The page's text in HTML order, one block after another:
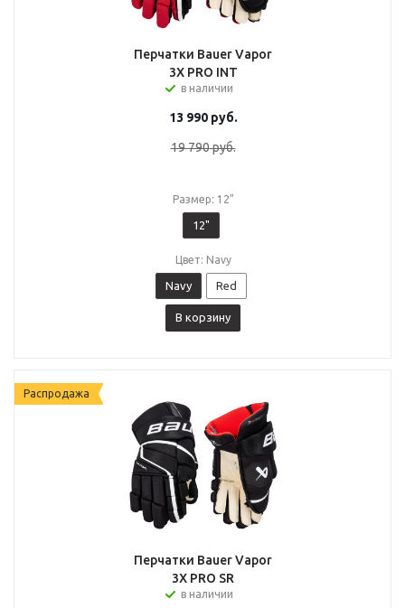
Перчатки Bauer Vapor
3X PRO INT
в наличии
13 990руб.
19 790руб.
Размер: 12"
12"
Цвет: Navy
Navy Red
В корзину
Распродажа
Перчатки Bauer Vapor
3X PRO SR
в наличии